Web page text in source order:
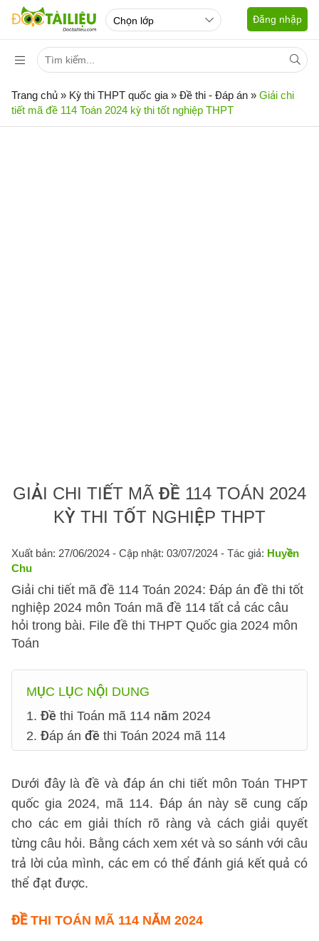
Đăng nhập
Trang chủ » Kỳ thi THPT quốc gia » Đề thi - Đáp án » Giải chi
tiết mã đề 114 Toán 2024 kỳ thi tốt nghiệp THPT
GIẢI CHI TIẾT MÃ ĐỀ 114 TOÁN 2024
KỲ THI TỐT NGHIỆP THPT
Xuất bản: 27/06/2024 - Cập nhật: 03/07/2024 - Tác giả: Huyền
Chu
Giải chi tiết mã đề 114 Toán 2024: Đáp án đề thi tốt
nghiệp 2024 môn Toán mã đề 114 tất cả các câu
hỏi trong bài. File đề thi THPT Quốc gia 2024 môn
Toán
MỤC LỤC NỘI DUNG
1. Đề thi Toán mã 114 năm 2024
2. Đáp án đề thi Toán 2024 mã 114
Dưới đây là đề và đáp án chi tiết môn Toán THPT
quốc gia 2024, mã 114. Đáp án này sẽ cung cấp
cho các em giải thích rõ ràng và cách giải quyết
từng câu hỏi. Bằng cách xem xét và so sánh với câu
trả lời của mình, các em có thể đánh giá kết quả có
thể đạt được.
ĐỀ THI TOÁN MÃ 114 NĂM 2024